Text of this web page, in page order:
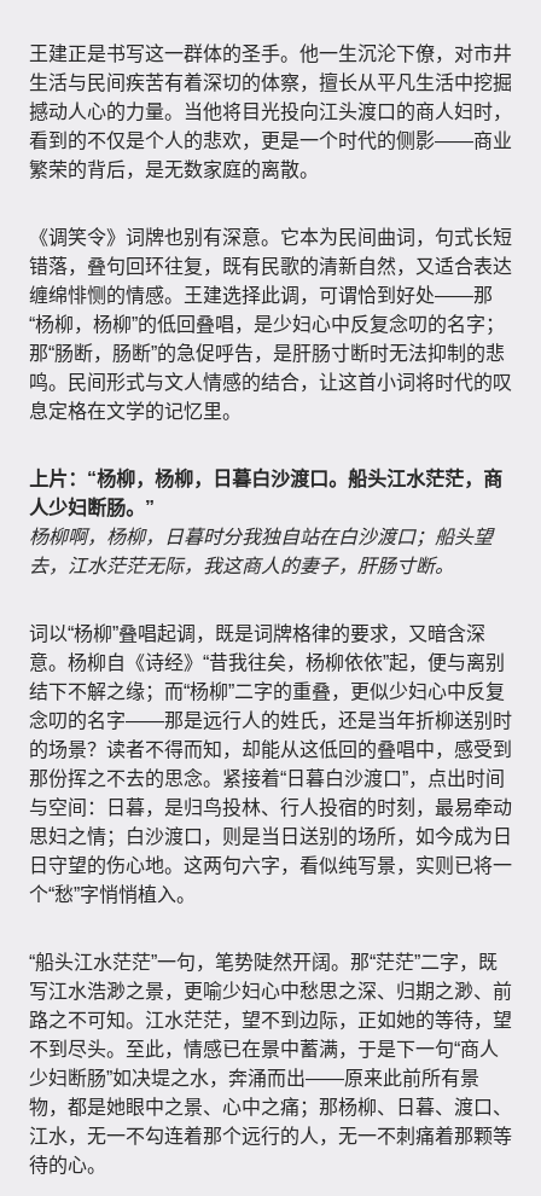
王建正是书写这一群体的圣手。他一生沉沦下僚，对市井
生活与民间疾苦有着深切的体察，擅长从平凡生活中挖掘
撼动人心的力量。当他将目光投向江头渡口的商人妇时，
看到的不仅是个人的悲欢，更是一个时代的侧影——商业
繁荣的背后，是无数家庭的离散。
《调笑令》词牌也别有深意。它本为民间曲词，句式长短
错落，叠句回环往复，既有民歌的清新自然，又适合表达
缠绵悱恻的情感。王建选择此调，可谓恰到好处——那
“杨柳，杨柳”的低回叠唱，是少妇心中反复念叨的名字；
那“肠断，肠断”的急促呼告，是肝肠寸断时无法抑制的悲
鸣。民间形式与文人情感的结合，让这首小词将时代的叹
息定格在文学的记忆里。
上片：“杨柳，杨柳，日暮白沙渡口。船头江水茫茫，商
人少妇断肠。”
杨柳啊，杨柳，日暮时分我独自站在白沙渡口；船头望
去，江水茫茫无际，我这商人的妻子，肝肠寸断。
词以“杨柳”叠唱起调，既是词牌格律的要求，又暗含深
意。杨柳自《诗经》“昔我往矣，杨柳依依”起，便与离别
结下不解之缘；而“杨柳”二字的重叠，更似少妇心中反复
念叨的名字——那是远行人的姓氏，还是当年折柳送别时
的场景？读者不得而知，却能从这低回的叠唱中，感受到
那份挥之不去的思念。紧接着“日暮白沙渡口”，点出时间
与空间：日暮，是归鸟投林、行人投宿的时刻，最易牵动
思妇之情；白沙渡口，则是当日送别的场所，如今成为日
日守望的伤心地。这两句六字，看似纯写景，实则已将一
个“愁”字悄悄植入。
“船头江水茫茫”一句，笔势陡然开阔。那“茫茫”二字，既
写江水浩渺之景，更喻少妇心中愁思之深、归期之渺、前
路之不可知。江水茫茫，望不到边际，正如她的等待，望
不到尽头。至此，情感已在景中蓄满，于是下一句“商人
少妇断肠”如决堤之水，奔涌而出——原来此前所有景
物，都是她眼中之景、心中之痛；那杨柳、日暮、渡口、
江水，无一不勾连着那个远行的人，无一不刺痛着那颗等
待的心。